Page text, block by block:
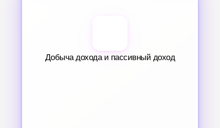
Добыча дохода и пассивный доход